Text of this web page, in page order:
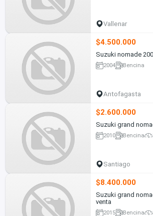
Vallenar
$4.500.000
Suzuki nomade
2004 Bencina
Antofagasta
$2.600.000
Suzuki grand
2010 Bencina
Santiago
$8.400.000
Suzuki grand
venta
2015 Bencina